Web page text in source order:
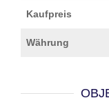
Kaufpreis
Währung